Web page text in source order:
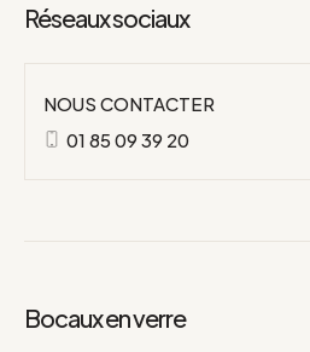
Réseaux sociaux
NOUS CONTACTER
01 85 09 39 20
Bocaux en verre